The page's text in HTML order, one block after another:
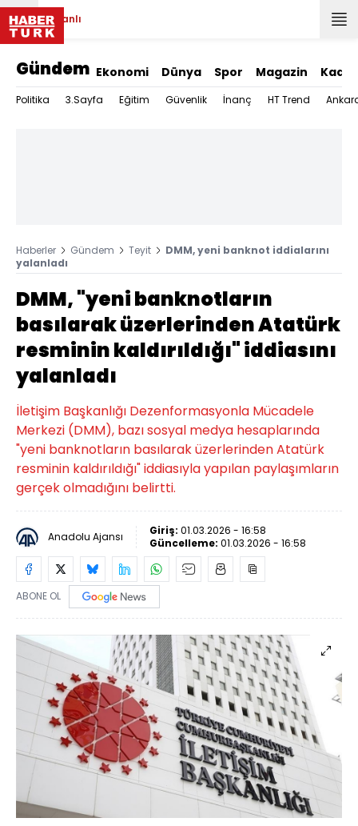
Canlı
Gündem Ekonomi Dünya Spor Magazin Kadın
Politika 3.Sayfa Eğitim Güvenlik İnanç HT Trend
Haberler Gündem Teyit
DMM, yeni banknot iddialarını
yalanladı
DMM, "yeni banknotların
basılarak üzerlerinden Atatürk
resminin kaldırıldığı" iddiasını
yalanladı
İletişim Başkanlığı Dezenformasyonla Mücadele
Merkezi (DMM), bazı sosyal medya hesaplarında
"yeni banknotların basılarak üzerlerinden Atatürk
resminin kaldırıldığı" iddiasıyla yapılan paylaşımların
gerçek olmadığını belirtti.
Anadolu Ajansı Giriş: 01.03.2026 - 16:58
Güncelleme: 01.03.2026 - 16:58
ABONE OL